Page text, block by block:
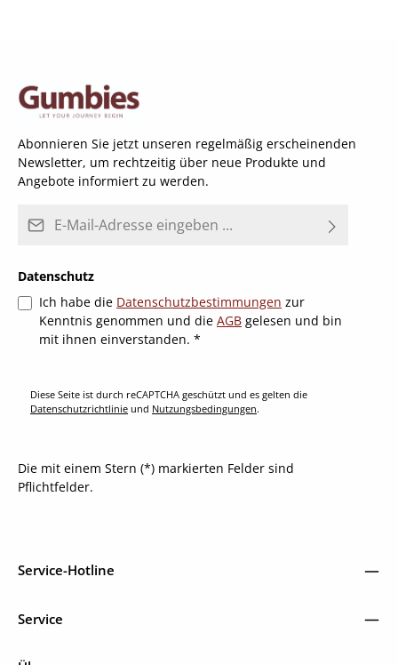
Abonnieren Sie jetzt unseren regelmäßig erscheinenden
Newsletter, um rechtzeitig über neue Produkte und
Angebote informiert zu werden.
Datenschutz
Ich habe die Datenschutzbestimmungen zur
Kenntnis genommen und die AGB gelesen und bin
mit ihnen einverstanden. *
Diese Seite ist durch reCAPTCHA geschützt und es gelten die
Datenschutzrichtlinie und Nutzungsbedingungen.
Die mit einem Stern (*) markierten Felder sind
Pflichtfelder.
Service-Hotline
Service